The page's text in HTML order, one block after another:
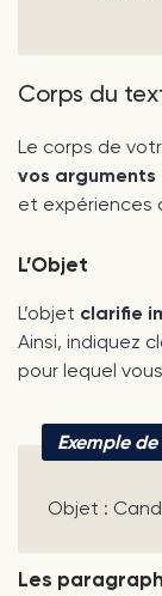
Corps du
Le corps de
vos arguments
et expériences
L’Objet
L’objet clarifie
Ainsi, indiquez
pour lequel
Exemple
Objet :
Les